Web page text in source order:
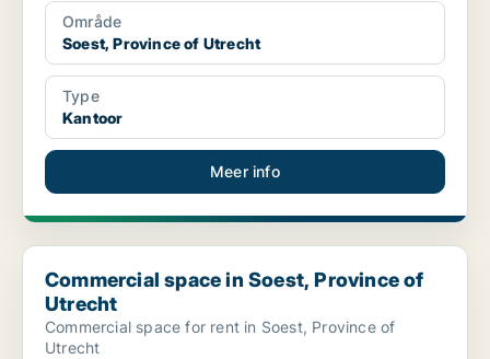
Område
Soest, Province of Utrecht
Type
Kantoor
Meer info
Commercial space in Soest, Province of Utrecht
Commercial space in Soest, Province of
Utrecht
Commercial space for rent in Soest, Province of
Utrecht